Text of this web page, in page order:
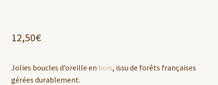
12,50€
Jolies boucles d’oreille en bois, issu de forêts françaises
gérées durablement.